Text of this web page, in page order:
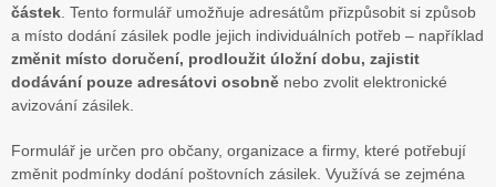
částek . Tento formulář umožňuje adresátům přizpůsobit si způsob
a místo dodání zásilek podle jejich individuálních potřeb – například
změnit místo doručení, prodloužit úložní dobu, zajistit
dodávání pouze adresátovi osobně nebo zvolit elektronické
avizování zásilek.
Formulář je určen pro občany, organizace a firmy, které potřebují
změnit podmínky dodání poštovních zásilek. Využívá se zejména